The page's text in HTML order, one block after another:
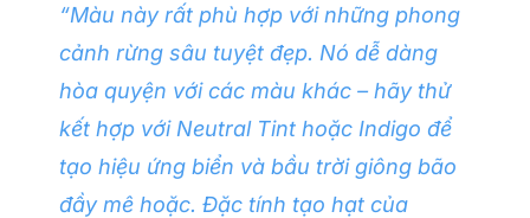
“Màu này rất phù hợp với những phong
cảnh rừng sâu tuyệt đẹp. Nó dễ dàng
hòa quyện với các màu khác – hãy thử
kết hợp với Neutral Tint hoặc Indigo để
tạo hiệu ứng biển và bầu trời giông bão
đầy mê hoặc. Đặc tính tạo hạt của